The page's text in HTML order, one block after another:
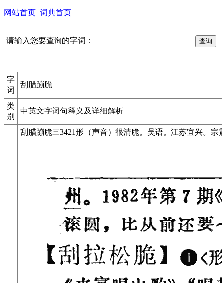
网站首页 词典首页
请输入您要查询的字词：
字
词
刮腊蹦脆
类
别
中英文字词句释义及详细解析
刮腊蹦脆三3421形 （声音）很清脆。 吴语。 江苏宜兴。 宗